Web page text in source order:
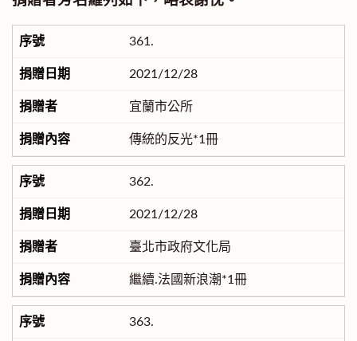
361.
2021/12/28
宜蘭市公所
傳統的反光*1冊
362.
2021/12/28
臺北市政府文化局
繼續.法國新浪潮*1冊
363.